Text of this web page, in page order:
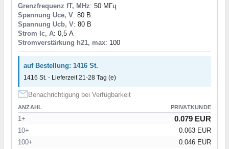
Grenzfrequenz fT, MHz: 50 МГц
Spannung Uce, V: 80 В
Spannung Ucb, V: 80 В
Strom Ic, A: 0,5 А
Stromverstärkung h21, max: 100
auf Bestellung: 1416 St.
1416 St. - Lieferzeit 21-28 Tag (e)
Benachrichtigung bei Verfügbarkeit
ANZAHL PRIVATKUNDE
1+ 0.079 EUR
10+
0.063 EUR
100+
0.046 EUR